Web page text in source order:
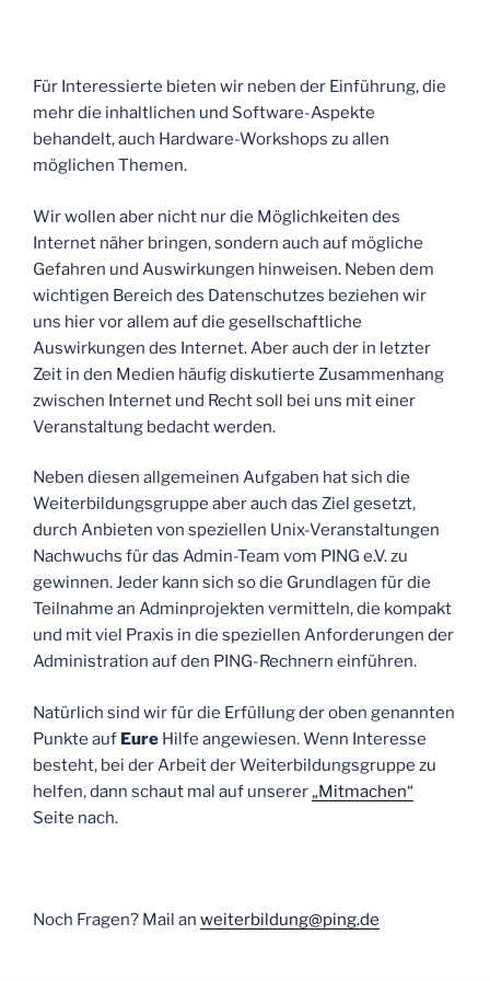
Für Interessierte bieten wir neben der Einführung, die
mehr die inhaltlichen und Software-Aspekte
behandelt, auch Hardware-Workshops zu allen
möglichen Themen.
Wir wollen aber nicht nur die Möglichkeiten des
Internet näher bringen, sondern auch auf mögliche
Gefahren und Auswirkungen hinweisen. Neben dem
wichtigen Bereich des Datenschutzes beziehen wir
uns hier vor allem auf die gesellschaftliche
Auswirkungen des Internet. Aber auch der in letzter
Zeit in den Medien häufig diskutierte Zusammenhang
zwischen Internet und Recht soll bei uns mit einer
Veranstaltung bedacht werden.
Neben diesen allgemeinen Aufgaben hat sich die
Weiterbildungsgruppe aber auch das Ziel gesetzt,
durch Anbieten von speziellen Unix-Veranstaltungen
Nachwuchs für das Admin-Team vom PING e.V. zu
gewinnen. Jeder kann sich so die Grundlagen für die
Teilnahme an Adminprojekten vermitteln, die kompakt
und mit viel Praxis in die speziellen Anforderungen der
Administration auf den PING-Rechnern einführen.
Natürlich sind wir für die Erfüllung der oben genannten
Punkte auf Eure Hilfe angewiesen. Wenn Interesse
besteht, bei der Arbeit der Weiterbildungsgruppe zu
helfen, dann schaut mal auf unserer „Mitmachen“
Seite nach.
Noch Fragen? Mail an weiterbildung@ping.de